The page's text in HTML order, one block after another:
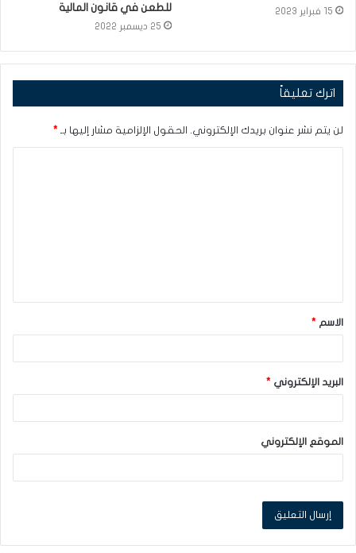
15 فبراير 2023
للطعن في قانون المالية
25 ديسمبر 2022
اترك تعليقاً
لن يتم نشر عنوان بريدك الإلكتروني. الحقول الإلزامية مشار إليها بـ *
ق
*الاسم *
البريد الإلكتروني *
الموقع الإلكتروني